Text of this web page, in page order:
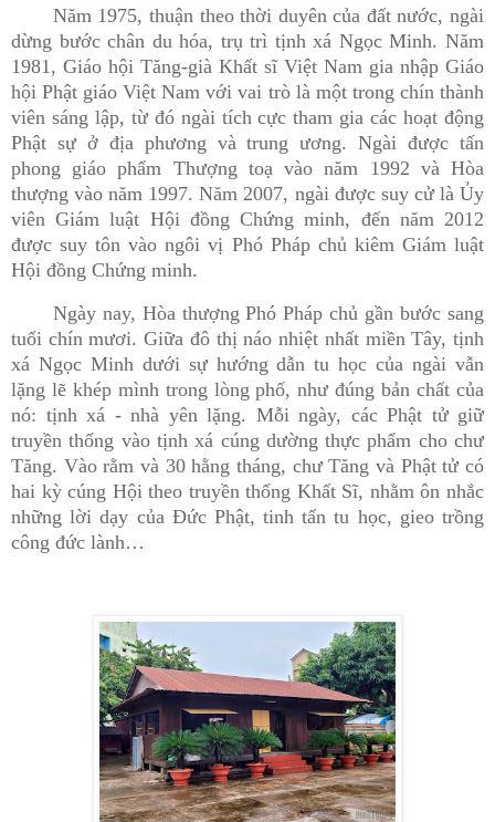
Năm 1975, thuận theo thời duyên của đất nước, ngài
dừng bước chân du hóa, trụ trì tịnh xá Ngọc Minh. Năm
1981, Giáo hội Tăng-già Khất sĩ Việt Nam gia nhập Giáo
hội Phật giáo Việt Nam với vai trò là một trong chín thành
viên sáng lập, từ đó ngài tích cực tham gia các hoạt động
Phật sự ở địa phương và trung ương. Ngài được tấn
phong giáo phẩm Thượng toạ vào năm 1992 và Hòa
thượng vào năm 1997. Năm 2007, ngài được suy cử là Ủy
viên Giám luật Hội đồng Chứng minh, đến năm 2012
được suy tôn vào ngôi vị Phó Pháp chủ kiêm Giám luật
Hội đồng Chứng minh.
Ngày nay, Hòa thượng Phó Pháp chủ gần bước sang
tuổi chín mươi. Giữa đô thị náo nhiệt nhất miền Tây, tịnh
xá Ngọc Minh dưới sự hướng dẫn tu học của ngài vẫn
lặng lẽ khép mình trong lòng phố, như đúng bản chất của
nó: tịnh xá - nhà yên lặng. Mỗi ngày, các Phật tử giữ
truyền thống vào tịnh xá cúng dường thực phẩm cho chư
Tăng. Vào rằm và 30 hằng tháng, chư Tăng và Phật tử có
hai kỳ cúng Hội theo truyền thống Khất Sĩ, nhằm ôn nhắc
những lời dạy của Đức Phật, tinh tấn tu học, gieo trồng
công đức lành…